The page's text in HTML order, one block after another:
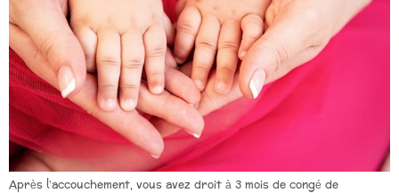
Après l’accouchement, vous avez droit à 3 mois de congé de